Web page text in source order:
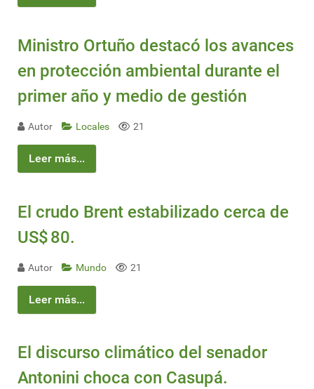
Ministro Ortuño destacó los avances
en protección ambiental durante el
primer año y medio de gestión
Autor Locales 21
Leer más...
El crudo Brent estabilizado cerca de
US$ 80.
Autor Mundo 21
Leer más...
El discurso climático del senador
Antonini choca con Casupá.